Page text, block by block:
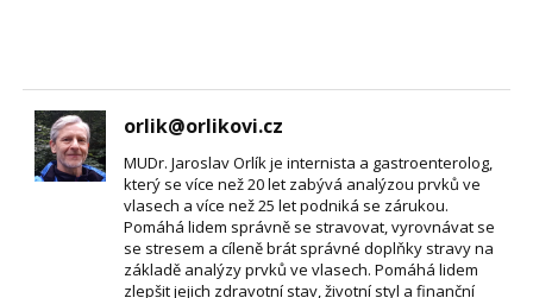
orlik@orlikovi.cz
MUDr. Jaroslav Orlík je internista a gastroenterolog,
který se více než 20 let zabývá analýzou prvků ve
vlasech a více než 25 let podniká se zárukou.
Pomáhá lidem správně se stravovat, vyrovnávat se
se stresem a cíleně brát správné doplňky stravy na
základě analýzy prvků ve vlasech. Pomáhá lidem
zlepšit jejich zdravotní stav, životní styl a finanční